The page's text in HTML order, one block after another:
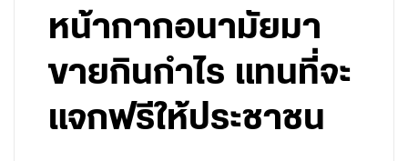
หน้ากากอนามัยมา
ขายกินกำไร แทนที่จะ
แจกฟรีให้ประชาชน